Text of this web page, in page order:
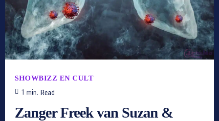
SHOWBIZZ EN CULT
1 min. Read
Zanger Freek van Suzan &